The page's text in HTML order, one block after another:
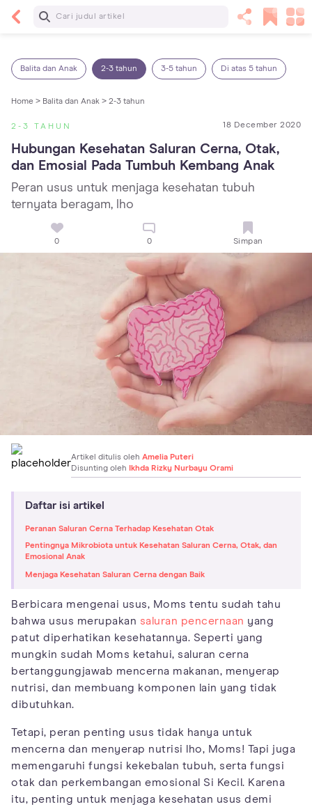
Baca Selanjutnya
Balita dan Anak 2-3 tahun 3-5 tahun Di atas 5 tahun
Home > Balita dan Anak > 2-3 tahun
2-3 TAHUN 18 December 2020
Hubungan Kesehatan Saluran Cerna, Otak,
dan Emosial Pada Tumbuh Kembang Anak
Peran usus untuk menjaga kesehatan tubuh
ternyata beragam, lho
0 0 Simpan
Artikel ditulis oleh Amelia Puteri
Disunting oleh
Ikhda Rizky Nurbayu Orami
Daftar isi artikel
Peranan Saluran Cerna Terhadap Kesehatan Otak
Pentingnya Mikrobiota untuk Kesehatan Saluran Cerna, Otak, dan
Emosional Anak
Menjaga Kesehatan Saluran Cerna dengan Baik
Berbicara mengenai usus, Moms tentu sudah tahu
bahwa usus merupakan saluran pencernaan yang
patut diperhatikan kesehatannya. Seperti yang
mungkin sudah Moms ketahui, saluran cerna
bertanggungjawab mencerna makanan, menyerap
nutrisi, dan membuang komponen lain yang tidak
dibutuhkan.
Tetapi, peran penting usus tidak hanya untuk
mencerna dan menyerap nutrisi lho, Moms! Tapi juga
memengaruhi fungsi kekebalan tubuh, serta fungsi
otak dan perkembangan emosional Si Kecil. Karena
itu, penting untuk menjaga kesehatan usus demi